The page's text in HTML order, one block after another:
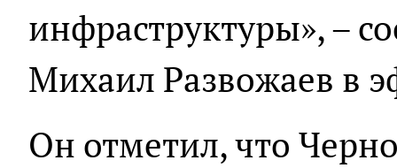
инфраструктуры», –
Михаил Развожаев в
Он отметил, что